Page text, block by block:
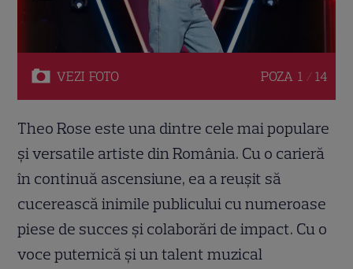
VEZI FOTO POZA 1 / 14
Theo Rose este una dintre cele mai populare
și versatile artiste din România. Cu o carieră
în continuă ascensiune, ea a reușit să
cucerească inimile publicului cu numeroase
piese de succes și colaborări de impact. Cu o
voce puternică și un talent muzical